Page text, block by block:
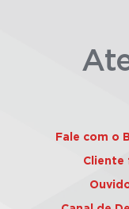
Fale com o
Cliente